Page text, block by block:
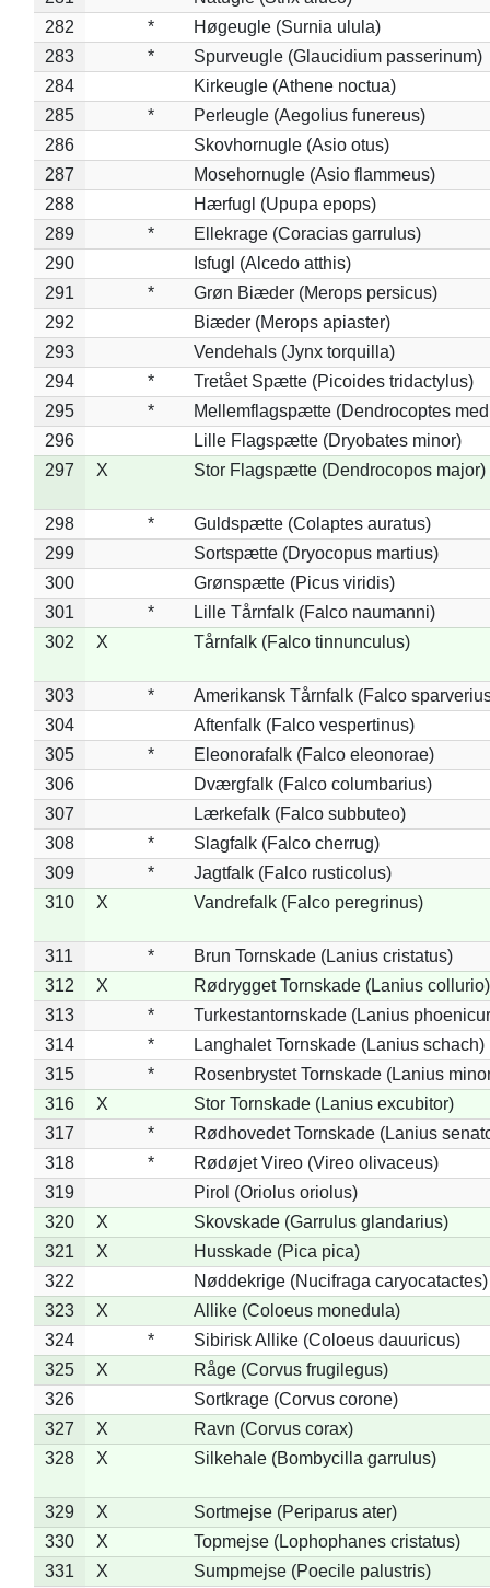
282
*
Høgeugle (Surnia ulula)
283
*
Spurveugle (Glaucidium passerinum)
284
Kirkeugle (Athene noctua)
285
*
Perleugle (Aegolius funereus)
286
Skovhornugle (Asio otus)
287
Mosehornugle (Asio flammeus)
288
Hærfugl (Upupa epops)
289
*
Ellekrage (Coracias garrulus)
290
Isfugl (Alcedo atthis)
291
*
Grøn Biæder (Merops persicus)
292
Biæder (Merops apiaster)
293
Vendehals (Jynx torquilla)
294
*
Tretået Spætte (Picoides tridactylus)
295
*
Mellemflagspætte (Dendrocoptes
296
Lille Flagspætte (Dryobates minor)
297
X Stor Flagspætte (Dendrocopos major)
298 *
Guldspætte (Colaptes auratus)
299
Sortspætte (Dryocopus martius)
300
Grønspætte (Picus viridis)
301
*
Lille Tårnfalk (Falco naumanni)
302
X Tårnfalk (Falco tinnunculus)
303 *
Amerikansk Tårnfalk (Falco
304
Aftenfalk (Falco vespertinus)
305
*
Eleonorafalk (Falco eleonorae)
306
Dværgfalk (Falco columbarius)
307
Lærkefalk (Falco subbuteo)
308
*
Slagfalk (Falco cherrug)
309
*
Jagtfalk (Falco rusticolus)
310
X Vandrefalk (Falco peregrinus)
311 *
Brun Tornskade (Lanius cristatus)
312
X
Rødrygget Tornskade (Lanius collurio)
313
*
Turkestantornskade (Lanius
314
*
Langhalet Tornskade (Lanius schach)
315
*
Rosenbrystet Tornskade (Lanius
316
X
Stor Tornskade (Lanius excubitor)
317
*
Rødhovedet Tornskade (Lanius
318
*
Rødøjet Vireo (Vireo olivaceus)
319
Pirol (Oriolus oriolus)
320
X
Skovskade (Garrulus glandarius)
321
X
Husskade (Pica pica)
322
Nøddekrige (Nucifraga caryocatactes)
323
X
Allike (Coloeus monedula)
324
*
Sibirisk Allike (Coloeus dauuricus)
325
X
Råge (Corvus frugilegus)
326
Sortkrage (Corvus corone)
327
X
Ravn (Corvus corax)
328
X Silkehale (Bombycilla garrulus)
329 X
Sortmejse (Periparus ater)
330
X
Topmejse (Lophophanes cristatus)
331
X Sumpmejse (Poecile palustris)